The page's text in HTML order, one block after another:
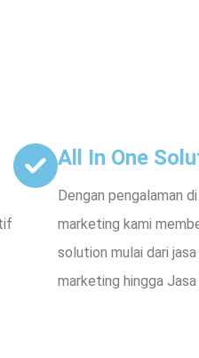
All In One
Dengan pengalaman
marketing kami
solution mulai dari
marketing hingga